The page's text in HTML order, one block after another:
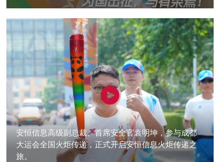
安恒信息高级副总裁、首席安全官袁明坤，参与成都
大运会全国火炬传递，正式开启安恒信息火炬传递之
旅。